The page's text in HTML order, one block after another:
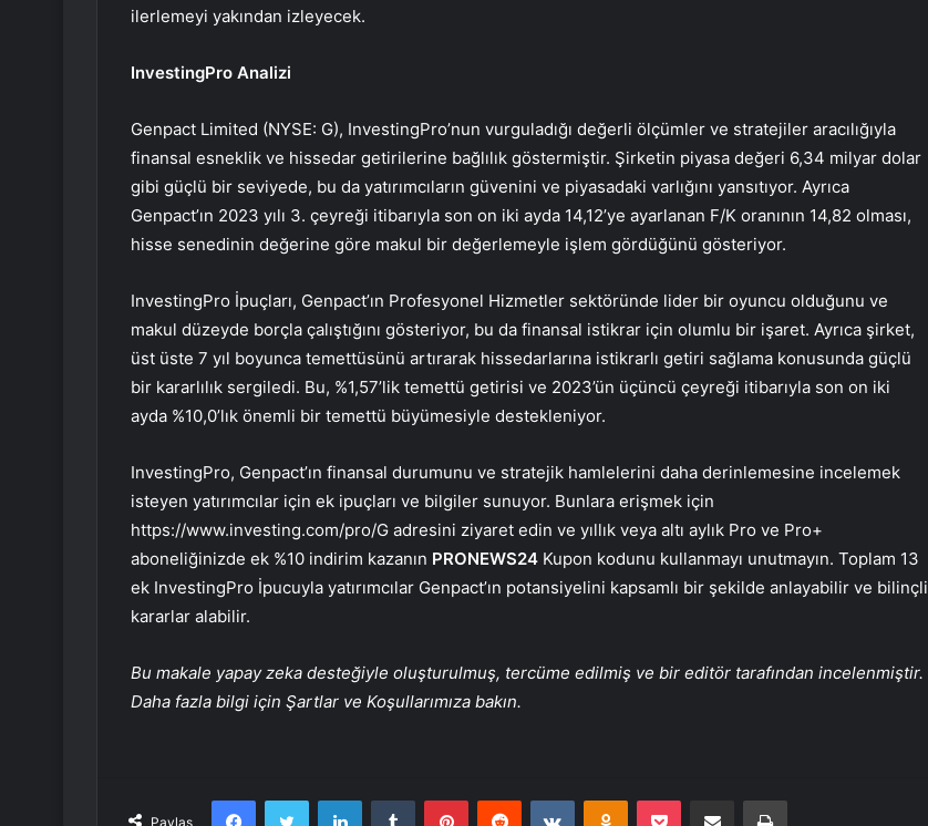
ilerlemeyi yakından izleyecek.
InvestingPro Analizi
Genpact Limited (NYSE: G), InvestingPro’nun vurguladığı değerli ölçümler ve stratejiler aracılığıyla
finansal esneklik ve hissedar getirilerine bağlılık göstermiştir. Şirketin piyasa değeri 6,34 milyar dolar
gibi güçlü bir seviyede, bu da yatırımcıların güvenini ve piyasadaki varlığını yansıtıyor. Ayrıca
Genpact’ın 2023 yılı 3. çeyreği itibarıyla son on iki ayda 14,12’ye ayarlanan F/K oranının 14,82 olması,
hisse senedinin değerine göre makul bir değerlemeyle işlem gördüğünü gösteriyor.
InvestingPro İpuçları, Genpact’ın Profesyonel Hizmetler sektöründe lider bir oyuncu olduğunu ve
makul düzeyde borçla çalıştığını gösteriyor, bu da finansal istikrar için olumlu bir işaret. Ayrıca şirket,
üst üste 7 yıl boyunca temettüsünü artırarak hissedarlarına istikrarlı getiri sağlama konusunda güçlü
bir kararlılık sergiledi. Bu, %1,57’lik temettü getirisi ve 2023’ün üçüncü çeyreği itibarıyla son on iki
ayda %10,0’lık önemli bir temettü büyümesiyle destekleniyor.
InvestingPro, Genpact’ın finansal durumunu ve stratejik hamlelerini daha derinlemesine incelemek
isteyen yatırımcılar için ek ipuçları ve bilgiler sunuyor. Bunlara erişmek için
https://www.investing.com/pro/G adresini ziyaret edin ve yıllık veya altı aylık Pro ve Pro+
aboneliğinizde ek %10 indirim kazanın PRONEWS24 Kupon kodunu kullanmayı unutmayın. Toplam 13
ek InvestingPro İpucuyla yatırımcılar Genpact’ın potansiyelini kapsamlı bir şekilde anlayabilir ve bilinçli
kararlar alabilir.
Bu makale yapay zeka desteğiyle oluşturulmuş, tercüme edilmiş ve bir editör tarafından incelenmiştir.
Daha fazla bilgi için Şartlar ve Koşullarımıza bakın.
Paylaş
FacebookTwitter LinkedInTumblr PinterestReddit VKontakteOdnoklassniki
Pocket E-Posta ile paylaş Yazdır